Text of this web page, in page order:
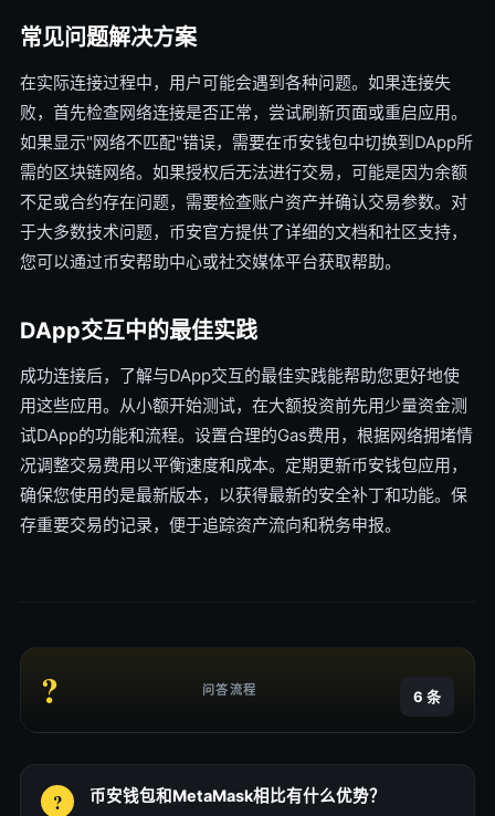
常见问题解决方案
在实际连接过程中，用户可能会遇到各种问题。如果连接失
败，首先检查网络连接是否正常，尝试刷新页面或重启应用。
如果显示"网络不匹配"错误，需要在币安钱包中切换到DApp所
需的区块链网络。如果授权后无法进行交易，可能是因为余额
不足或合约存在问题，需要检查账户资产并确认交易参数。对
于大多数技术问题，币安官方提供了详细的文档和社区支持，
您可以通过币安帮助中心或社交媒体平台获取帮助。
DApp交互中的最佳实践
成功连接后，了解与DApp交互的最佳实践能帮助您更好地使
用这些应用。从小额开始测试，在大额投资前先用少量资金测
试DApp的功能和流程。设置合理的Gas费用，根据网络拥堵情
况调整交易费用以平衡速度和成本。定期更新币安钱包应用，
确保您使用的是最新版本，以获得最新的安全补丁和功能。保
存重要交易的记录，便于追踪资产流向和税务申报。
? 问答流程 6 条
币安钱包和MetaMask相比有什么优势？